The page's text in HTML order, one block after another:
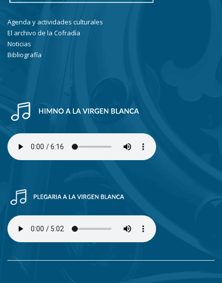
Agenda y actividades culturales
El archivo de la Cofradía
Noticias
Bibliografía